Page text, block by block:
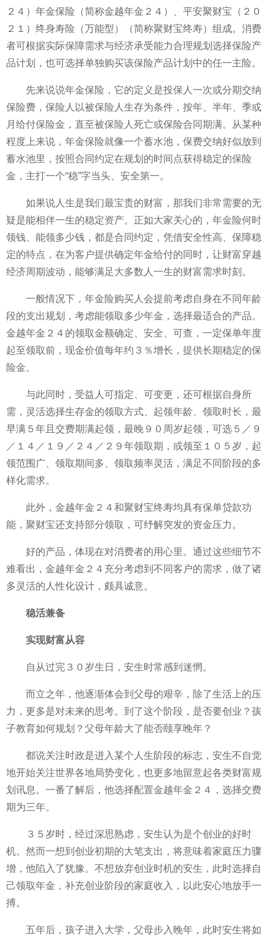
２４）年金保险（简称金越年金２４）、平安聚财宝（２０
２１）终身寿险（万能型）（简称聚财宝终寿）组成。消费
者可根据实际保障需求与经济承受能力合理规划选择保险产
品计划，也可选择单独购买该保险产品计划中的任一主险。
先来说说年金保险，它的定义是投保人一次或分期交纳
保险费，保险人以被保险人生存为条件，按年、半年、季或
月给付保险金，直至被保险人死亡或保险合同期满。从某种
程度上来说，年金保险就像一个蓄水池，保费交纳好似放到
蓄水池里，按照合同约定在规划的时间点获得稳定的保险
金，主打一个“稳”字当头、安全第一。
如果说人生是我们最宝贵的财富，那我们非常需要的无
疑是能相伴一生的稳定资产。正如大家关心的，年金险何时
领钱、能领多少钱，都是合同约定，凭借安全性高、保障稳
定的特点，在为客户提供确定年金给付的同时，让财富穿越
经济周期波动，能够满足大多数人一生的财富需求时刻。
一般情况下，年金险购买人会提前考虑自身在不同年龄
段的支出规划，考虑能领取多少年金，选择最适合的产品。
金越年金２４的领取金额确定、安全、可查，一定保单年度
起至领取前，现金价值每年约３％增长，提供长期稳定的保
险金。
与此同时，受益人可指定、可变更，还可根据自身所
需，灵活选择生存金的领取方式、起领年龄、领取时长，最
早满５年且交费期满起领，最晚９０周岁起领，可选５／９
／１４／１９／２４／２９年领取期，或领至１０５岁，起
领范围广、领取期间多、领取频率灵活，满足不同阶段的多
样化需求。
此外，金越年金２４和聚财宝终寿均具有保单贷款功
能，聚财宝还支持部分领取，可纾解突发的资金压力。
好的产品，体现在对消费者的用心里。通过这些细节不
难看出，金越年金２４充分考虑到不同客户的需求，做了诸
多灵活的人性化设计，颇具诚意。
稳活兼备
实现财富从容
自从过完３０岁生日，安生时常感到迷惘。
而立之年，他逐渐体会到父母的艰辛，除了生活上的压
力，更多是对未来的思考。到了这个阶段，是否要创业？孩
子教育如何规划？父母年龄大了能否颐享晚年？
都说关注时政是进入某个人生阶段的标志，安生不自觉
地开始关注世界各地局势变化，也更多地留意起各类财富规
划讯息。一番了解后，他选择配置金越年金２４，选择交费
期为三年。
３５岁时，经过深思熟虑，安生认为是个创业的好时
机。然而一想到创业初期的大笔支出，将意味着家庭压力骤
增，他陷入了犹豫。不想放弃创业时机的安生，此时选择自
己领取年金，补充创业阶段的家庭收入，以此安心地放手一
搏。
五年后，孩子进入大学，父母步入晚年，此时安生将如